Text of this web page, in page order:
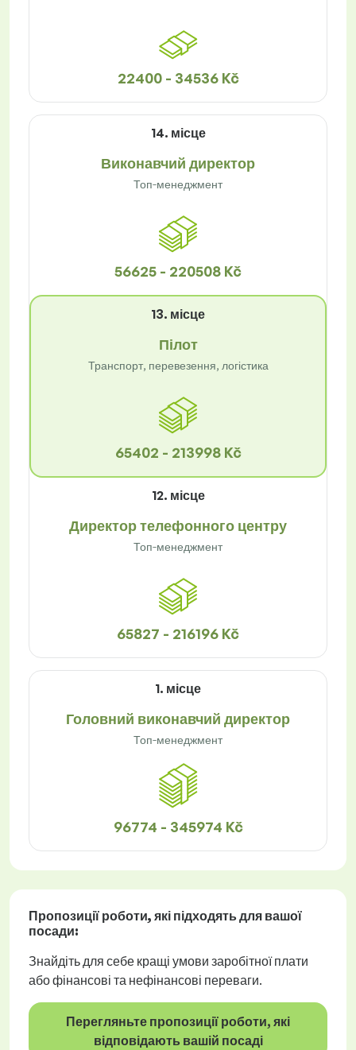
22400 - 34536 Kč
14. місце
Виконавчий директор
Топ-менеджмент
56625 - 220508 Kč
13. місце
Пілот
Транспорт, перевезення, логістика
65402 - 213998 Kč
12. місце
Директор телефонного центру
Топ-менеджмент
65827 - 216196 Kč
1. місце
Головний виконавчий директор
Топ-менеджмент
96774 - 345974 Kč
Пропозиції роботи, які підходять для вашої
посади:
Знайдіть для себе кращі умови заробітної плати
або фінансові та нефінансові переваги.
Перегляньте пропозиції роботи, які
відповідають вашій посаді